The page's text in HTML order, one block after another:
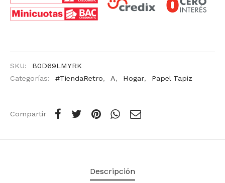
SKU:
B0D69LMYRK
Categorías:
#TiendaRetro, A, Hogar, Papel Tapiz
Compartir
Descripción